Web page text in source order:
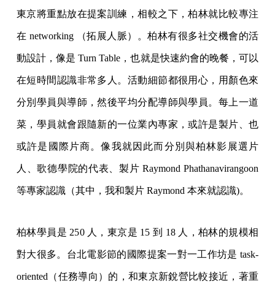
東京將重點放在提案訓練，相較之下，柏林就比較專注
在 networking （拓展人脈）。柏林有很多社交機會的活
動設計，像是 Turn Table，也就是快速約會的晚餐，可以
在短時間認識非常多人。活動細節都很用心，用顏色來
分別學員與導師，然後平均分配導師與學員。每上一道
菜，學員就會跟隨新的一位業內專家，或許是製片、也
或許是國際片商。像我就因此而分別與柏林影展選片
人、歌德學院的代表、製片 Raymond Phathanavirangoon
等專家認識（其中，我和製片 Raymond 本來就認識)。
柏林學員是 250 人，東京是 15 到 18 人，柏林的規模相
對大很多。台北電影節的國際提案一對一工作坊是 task-
oriented（任務導向）的，和東京新銳營比較接近，著重